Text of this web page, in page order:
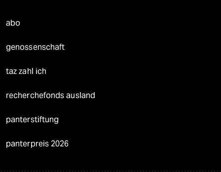
abo
genossenschaft
taz zahl ich
recherchefonds ausland
panterstiftung
panterpreis 2026